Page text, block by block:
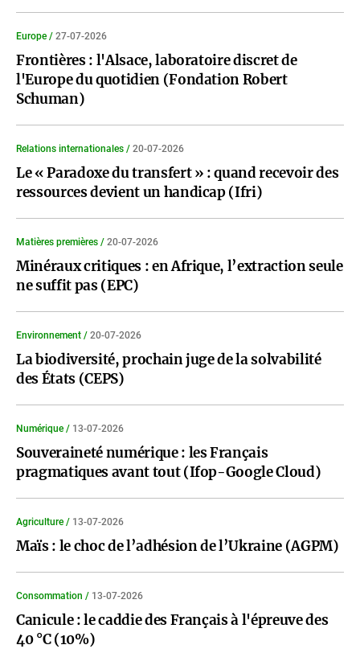
Europe / 27-07-2026
Frontières : l'Alsace, laboratoire discret de
l'Europe du quotidien (Fondation Robert
Schuman)
Relations internationales / 20-07-2026
Le « Paradoxe du transfert » : quand recevoir des
ressources devient un handicap (Ifri)
Matières premières / 20-07-2026
Minéraux critiques : en Afrique, l’extraction seule
ne suffit pas (EPC)
Environnement / 20-07-2026
La biodiversité, prochain juge de la solvabilité
des États (CEPS)
Numérique / 13-07-2026
Souveraineté numérique : les Français
pragmatiques avant tout (Ifop-Google Cloud)
Agriculture / 13-07-2026
Maïs : le choc de l’adhésion de l’Ukraine (AGPM)
Consommation / 13-07-2026
Canicule : le caddie des Français à l'épreuve des
40 °C (10%)